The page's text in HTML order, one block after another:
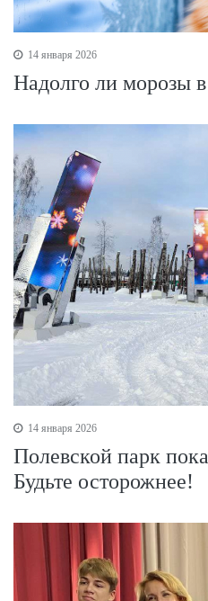
14 января 2026
Надолго ли морозы
14 января 2026
Полевской парк
Будьте осторожнее!